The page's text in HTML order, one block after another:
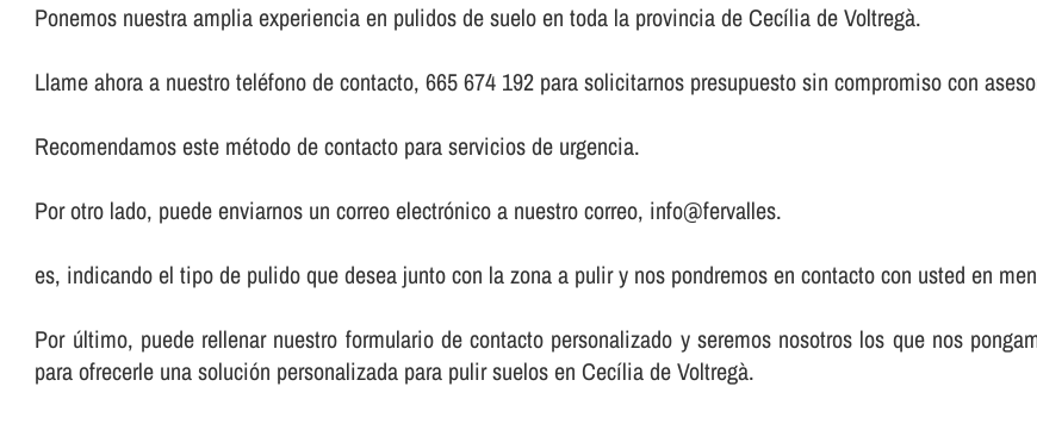
Ponemos nuestra amplia experiencia en pulidos de suelo en toda la provincia de Cecília de Voltregà.
Llame ahora a nuestro teléfono de contacto, 665 674 192 para solicitarnos presupuesto sin compromiso con
Recomendamos este método de contacto para servicios de urgencia.
Por otro lado, puede enviarnos un correo electrónico a nuestro correo, info@fervalles.
es, indicando el tipo de pulido que desea junto con la zona a pulir y nos pondremos en contacto con usted en
Por último, puede rellenar nuestro formulario de contacto personalizado y seremos nosotros los que nos
para ofrecerle una solución personalizada para pulir suelos en Cecília de Voltregà.